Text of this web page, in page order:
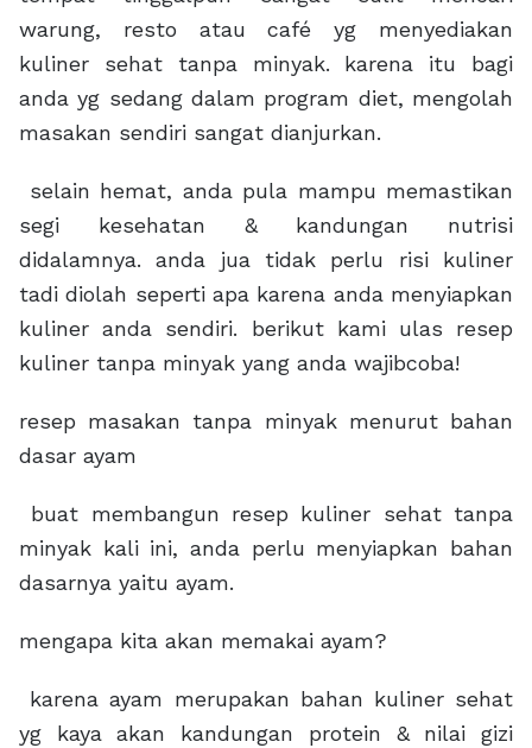
warung, resto atau café yg menyediakan
kuliner sehat tanpa minyak. karena itu bagi
anda yg sedang dalam program diet, mengolah
masakan sendiri sangat dianjurkan.
selain hemat, anda pula mampu memastikan
segi kesehatan & kandungan nutrisi
didalamnya. anda jua tidak perlu risi kuliner
tadi diolah seperti apa karena anda menyiapkan
kuliner anda sendiri. berikut kami ulas resep
kuliner tanpa minyak yang anda wajibcoba!
resep masakan tanpa minyak menurut bahan
dasar ayam
buat membangun resep kuliner sehat tanpa
minyak kali ini, anda perlu menyiapkan bahan
dasarnya yaitu ayam.
mengapa kita akan memakai ayam?
karena ayam merupakan bahan kuliner sehat
yg kaya akan kandungan protein & nilai gizi